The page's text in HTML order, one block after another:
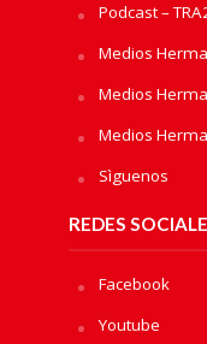
Podcast –
Medios
Medios
Medios
Sìguenos
REDES
Facebook
Youtube